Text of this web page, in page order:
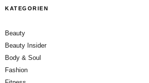
KATEGORIEN
Beauty
Beauty Insider
Body & Soul
Fashion